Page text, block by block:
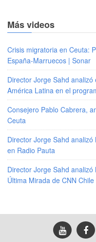
Más videos
Crisis migratoria en Ceuta:
España-Marruecos | Sonar
Director Jorge Sahd
América Latina en el
Consejero Pablo Cabrera,
Ceuta
Director Jorge Sahd
en Radio Pauta
Director Jorge Sahd
Última Mirada de CNN Chile